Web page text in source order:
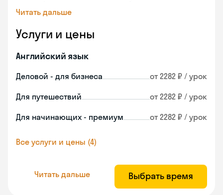
Читать дальше
Услуги и цены
Английский язык
Деловой - для бизнеса от 2282 ₽ / урок
Для путешествий от 2282 ₽ / урок
Для начинающих - премиум от 2282 ₽ / урок
Все услуги и цены (4)
Читать дальше Выбрать время